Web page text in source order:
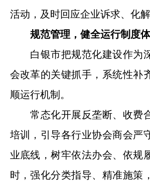
活动，及时回应企业诉求、化解
规范管理，健全运行制度
白银市把规范化建设作为
会改革的关键抓手，系统性补
顺运行机制。
常态化开展反垄断、收费
培训，引导各行业协会商会严
业底线，树牢依法办会、依规
时，强化分类指导、精准施策